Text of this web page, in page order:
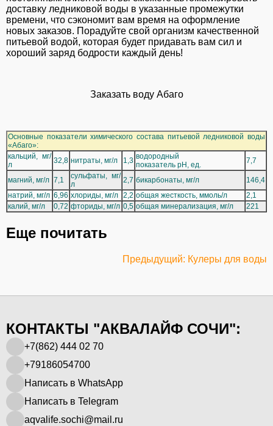
доставку ледниковой воды в указанные промежутки
времени, что сэкономит вам время на оформление
новых заказов. Порадуйте свой организм качественной
питьевой водой, которая будет придавать вам сил и
хороший заряд бодрости каждый день!
Заказать воду Абаго
Основные показатели химического состава питьевой ледниковой воды
«Абаго»:
кальций, мг/
л
32,8 нитраты, мг/л 1,3 водородный
показатель pH, ед.
7,7
магний, мг/л 7,1
сульфаты, мг/
л
2,7 бикарбонаты, мг/л
146,4
натрий, мг/л 6,96 хлориды, мг/л 2,2 общая жесткость, ммоль/л
2,1
калий, мг/л
0,72 фториды, мг/л 0,5 общая минерализация, мг/л 221
Еще почитать
Предыдущий: Кулеры для воды
КОНТАКТЫ "АКВАЛАЙФ СОЧИ":
+7(862) 444 02 70
+79186054700
Написать в WhatsApp
Написать в Telegram
aqvalife.sochi@mail.ru